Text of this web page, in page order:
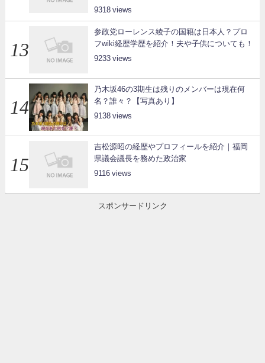
9318
参政党ローレンス綾子の国籍は日本人？プロ
フwiki経歴学歴を紹介！夫や子供についても！
9233
乃木坂46の3期生は残りのメンバーは現在何
名？誰々？【写真あり】
9138
吉松源昭の経歴やプロフィールを紹介｜福岡
県議会議長を務めた政治家
9116
スポンサードリンク